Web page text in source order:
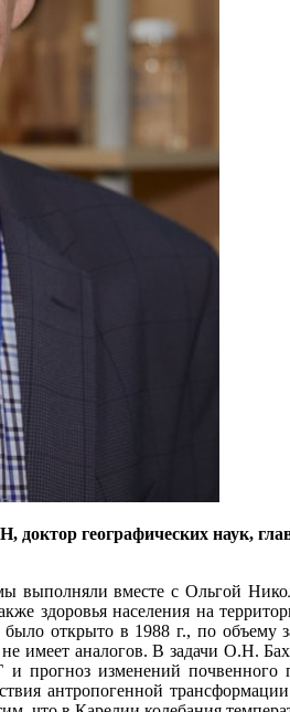
географических наук,
выполняли вместе с Ольгой
здоровья населения на
открыто в 1988 г., по
имеет аналогов. В задачи О.Н.
прогноз изменений
антропогенной